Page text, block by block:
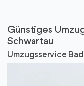
Günstiges
Schwartau
Umzugsservice